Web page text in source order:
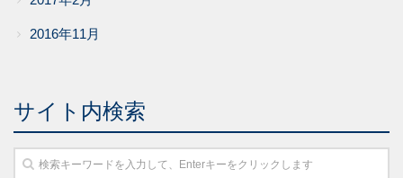
2016年11月
サイト内検索